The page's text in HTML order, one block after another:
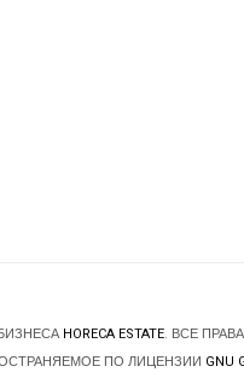
HORECA ESTATE. ВСЕ
ПО ЛИЦЕНЗИИ GNU